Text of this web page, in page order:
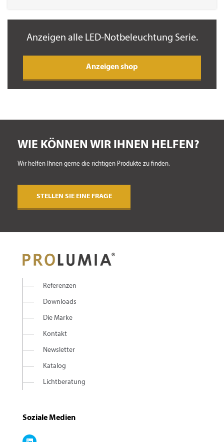
Anzeigen alle LED-Notbeleuchtung Serie.
anzeigen shop
WIE KÖNNEN WIR IHNEN HELFEN?
Wir helfen Ihnen gerne die richtigen Produkte zu finden.
STELLEN SIE EINE FRAGE
Referenzen
Downloads
Die Marke
Kontakt
Newsletter
Katalog
Lichtberatung
Soziale Medien